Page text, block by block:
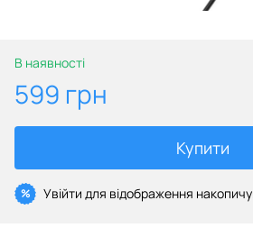
В наявності
599 грн
Купити
% Увійти для відображення